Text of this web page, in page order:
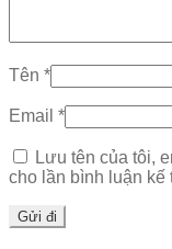
Tên *
Email *
Lưu tên của tôi,
cho lần bình luận kế